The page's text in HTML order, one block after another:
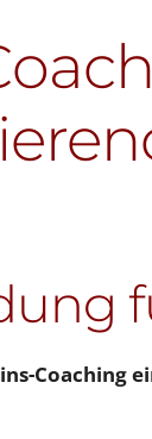
Coaching